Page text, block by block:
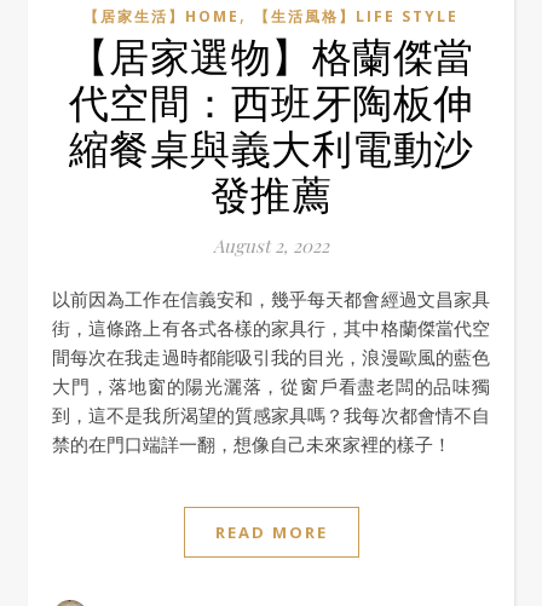
【居家生活】HOME , 【生活風格】LIFE STYLE
【居家選物】格蘭傑當
代空間：西班牙陶板伸
縮餐桌與義大利電動沙
發推薦
August 2, 2022
以前因為工作在信義安和，幾乎每天都會經過文昌家具
街，這條路上有各式各樣的家具行，其中格蘭傑當代空
間每次在我走過時都能吸引我的目光，浪漫歐風的藍色
大門，落地窗的陽光灑落，從窗戶看盡老闆的品味獨
到，這不是我所渴望的質感家具嗎？我每次都會情不自
禁的在門口端詳一翻，想像自己未來家裡的樣子！
READ MORE